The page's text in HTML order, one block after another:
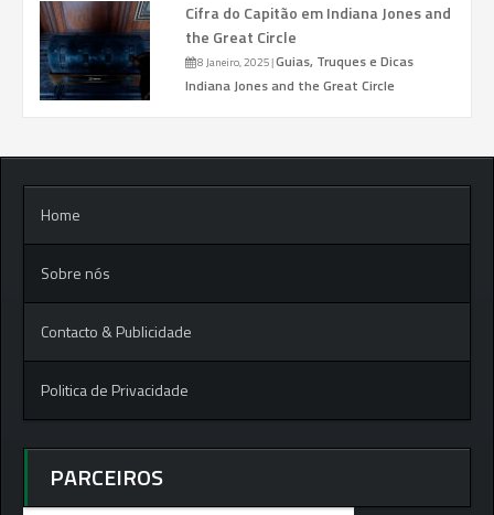
Cifra do Capitão em Indiana Jones and
the Great Circle
8 Janeiro, 2025|Guias, Truques e Dicas
Indiana Jones and the Great Circle
Home
Sobre nós
Contacto & Publicidade
Politica de Privacidade
PARCEIROS